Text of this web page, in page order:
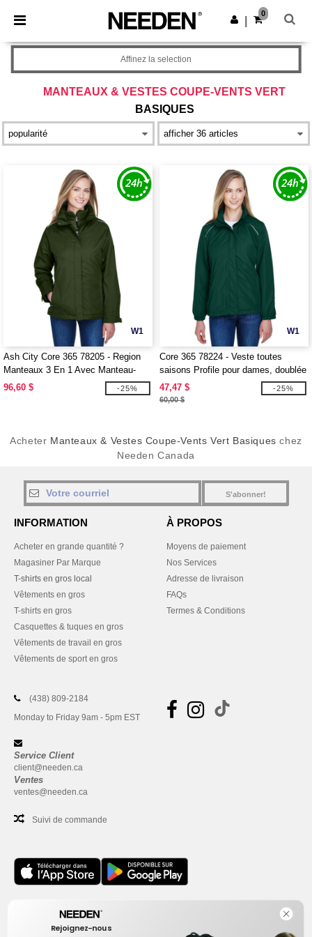
× Appli Needen
Meilleurs prix sur l’app !
Obtenir l'appli
0
MANTEAUX & VESTES COUPE-VENTS VERT
BASIQUES
Affinez la selection
W1
Ash City Core 365 78205 - Region
Manteaux 3 En 1 Avec Manteau-
Doublure En Molleton Pour Femme
96,60 $ -25%
W1
Core 365 78224 - Veste toutes
saisons Profile pour dames, doublée
de polaire
47,47 $
60,00 $
-25%
Acheter Manteaux & Vestes Coupe-Vents Vert Basiques chez
Needen Canada
S'abonner!
INFORMATION
Acheter en grande quantité ?
Magasiner Par Marque
T-shirts en gros local
Vêtements en gros
T-shirts en gros
Casquettes & tuques en gros
Vêtements de travail en gros
Vêtements de sport en gros
À PROPOS
Moyens de paiement
Nos Services
Adresse de livraison
FAQs
Termes & Conditions
(438) 809-2184
Monday to Friday 9am - 5pm EST
Service Client
client@needen.ca
Ventes
ventes@needen.ca
Suivi de commande
Bureau
One Dundas Street West Suite 2500
Rejoignez-nous